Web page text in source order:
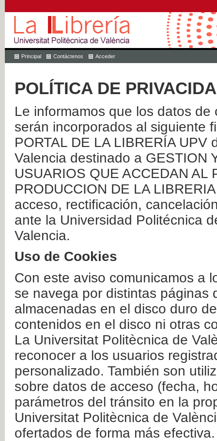
Principal Contáctenos Acceder
POLÍTICA DE
Le informamos que los datos
serán incorporados al siguiente
PORTAL DE LA LIBRERÍA
Valencia destinado a GESTION
USUARIOS QUE ACCEDAN AL
PRODUCCION DE LA
acceso, rectificación,
ante la Universidad Politécnica
Valencia.
Uso de Cookies
Con este aviso comunicamos a
se navega por distintas páginas
almacenadas en el disco duro
contenidos en el disco ni otras
La Universitat Politècnica de
reconocer a los usuarios
personalizado. También son
sobre datos de acceso (fecha,
parámetros del tránsito en la
Universitat Politècnica de
ofertados de forma más efectiva.